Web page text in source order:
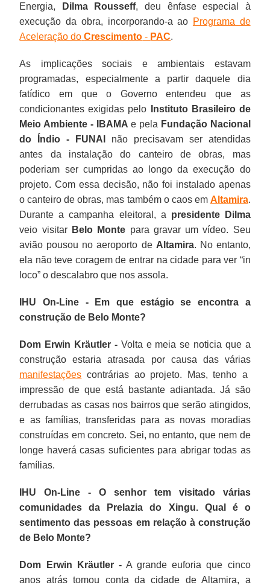
Energia,
Dilma Rousseff, deu ênfase especial à
execução da obra, incorporando-a ao Programa de
Aceleração do Crescimento - PAC.
As implicações sociais e ambientais estavam
programadas, especialmente a partir daquele dia
fatídico em que o Governo entendeu que as
condicionantes exigidas pelo Instituto Brasileiro de
Meio Ambiente - IBAMA e pela Fundação Nacional
do Índio - FUNAI
não precisavam ser atendidas
antes da instalação do canteiro de obras, mas
poderiam ser cumpridas ao longo da execução do
projeto. Com essa decisão, não foi instalado apenas
o canteiro de obras, mas também o caos em Altamira.
Durante a campanha eleitoral, a presidente Dilma
veio visitar Belo Monte para gravar um vídeo. Seu
avião pousou no aeroporto de Altamira. No entanto,
ela não teve coragem de entrar na cidade para ver “in
loco” o descalabro que nos assola.
IHU On-Line - Em que estágio se encontra a
construção de Belo Monte?
Dom Erwin Kräutler -Volta e meia se noticia que a
construção estaria atrasada por causa das várias
manifestações contrárias ao projeto. Mas, tenho a
impressão de que está bastante adiantada. Já são
derrubadas as casas nos bairros que serão atingidos,
e as famílias, transferidas para as novas moradias
construídas em concreto. Sei, no entanto, que nem de
longe haverá casas suficientes para abrigar todas as
famílias.
IHU On-Line - O senhor tem visitado várias
comunidades da Prelazia do Xingu. Qual é o
sentimento das pessoas em relação à construção
de Belo Monte?
Dom Erwin Kräutler -A grande euforia que cinco
anos atrás tomou conta da cidade de Altamira, a